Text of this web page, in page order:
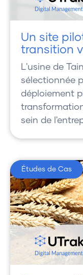
Un site
transition
L'usine de
sélectionnée
déploiement
sein de
Études de Cas